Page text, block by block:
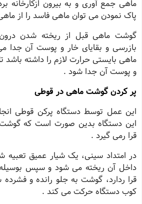
ماهى جمع آورى و به بیرون ازکارخانه
پاک نمودن مى توان ماهى فاسد را از
گوشت ماهى قبل از ریخته شدن
بازرسى و بقایاى خار و پوست آن جدا
ماهى بایستى حرارت لازم را داشته
و پوست آن جدا شود .
پر کردن گوشت ماهى در قوطى
این عمل توسط دستگاه پرکن قوطى
این دستگاه بدین صورت است که
قرا رمى گیرد .
در امتداد سینى، یک شیار عمیق
داخل آن ریخته مى شود و سپس بوسیله
قرا ردارد، گوشت به جلو رانده و
کوب دستگاه حرکت مى کند .